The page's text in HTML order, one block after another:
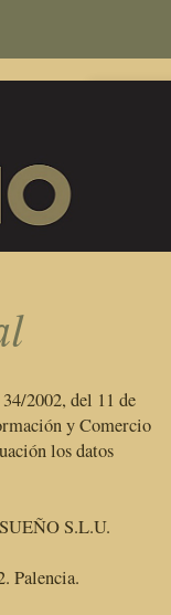
2002, del 11 de
y Comercio
los datos
S.L.U.
Palencia.